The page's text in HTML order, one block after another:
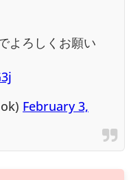
よろしくお願い
February 3,